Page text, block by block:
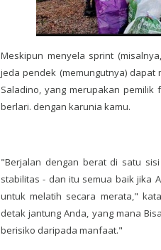
Meskipun menyela sprint
jeda pendek (memungutnya)
Saladino, yang merupakan pemilik
berlari. dengan karunia kamu.
"Berjalan dengan berat di satu
stabilitas - dan itu semua baik jika
untuk melatih secara merata,"
detak jantung Anda, yang mana
berisiko daripada manfaat."